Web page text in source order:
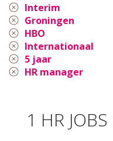
Interim
Groningen
HBO
Internationaal
5 jaar
HR manager
1 HR